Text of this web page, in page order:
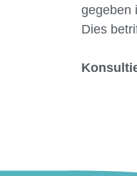
gegeben
Dies